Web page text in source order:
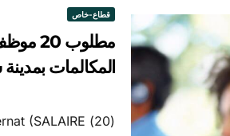
قطاع-خاص
مطلوب
المكالمات
(SALAIRE